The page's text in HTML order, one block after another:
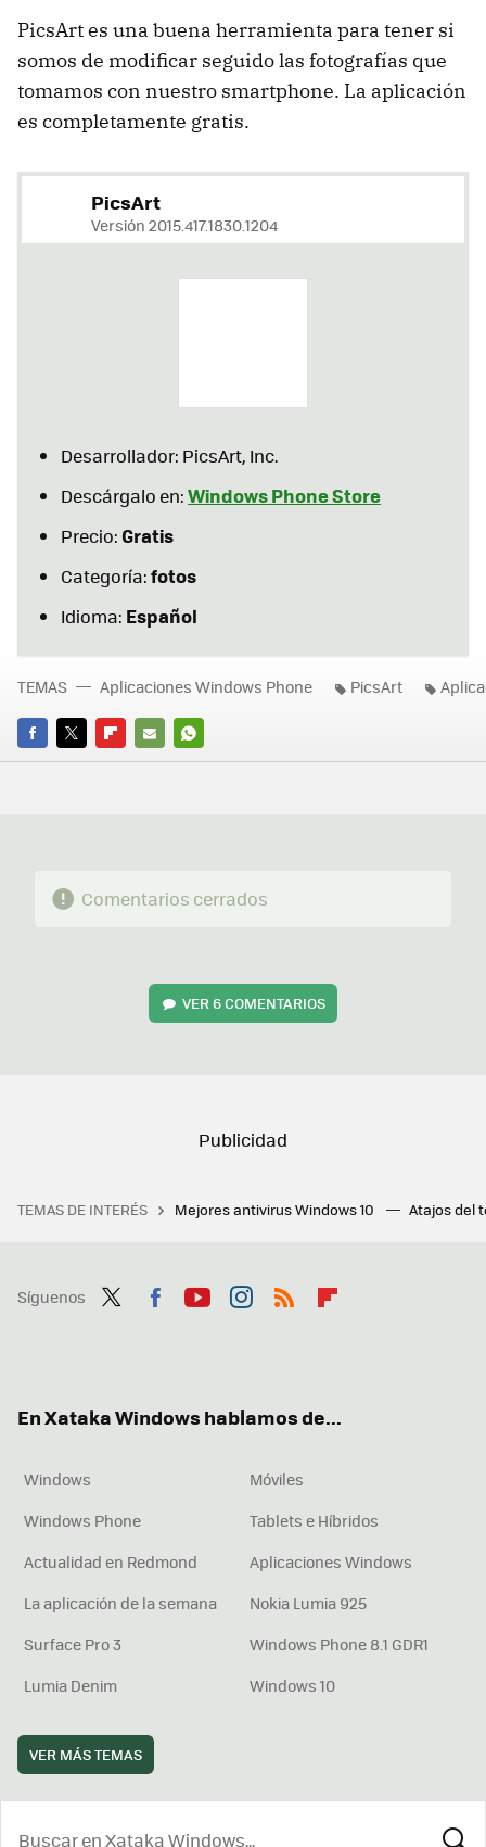
PicsArt es una buena herramienta para tener si
somos de modificar seguido las fotografías que
tomamos con nuestro smartphone. La aplicación
es completamente gratis.
PicsArt
Versión 2015.417.1830.1204
Desarrollador: PicsArt, Inc.
Descárgalo en:Windows Phone Store
Precio:Gratis
Categoría:fotos
Idioma: Español
FACEBOOK
TWITTERFLIPBOARD
E-
WHATSAPP
TEMAS Aplicaciones Windows Phone PicsArt
Comentarios cerrados
VER 6 COMENTARIOS
TEMAS DE INTERÉS Mejores antivirus Windows 10 Atajos del
Síguenos
En Xataka Windows hablamos de...
Windows
Móviles
Windows Phone
Tablets e Híbridos
Actualidad en Redmond
Aplicaciones Windows
La aplicación de la semana
Nokia Lumia 925
Surface Pro 3
Windows Phone 8.1 GDR1
Lumia Denim
Windows 10
VER MÁS TEMAS